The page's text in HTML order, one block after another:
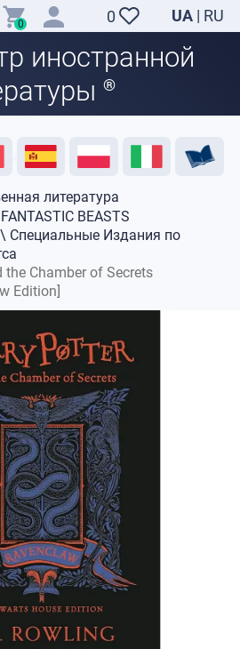
0 UA | RU
иностранной
®
0
Поддержка преподавателей
литература
BEASTS
\ Специальные Издания по
the Chamber of Secrets
Edition]